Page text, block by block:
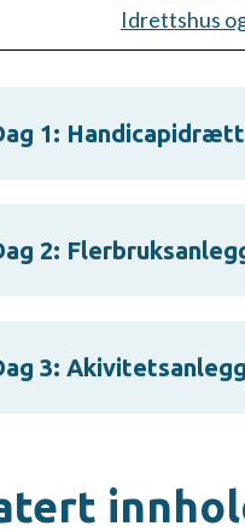
Idrettshus
1:
2:
3: